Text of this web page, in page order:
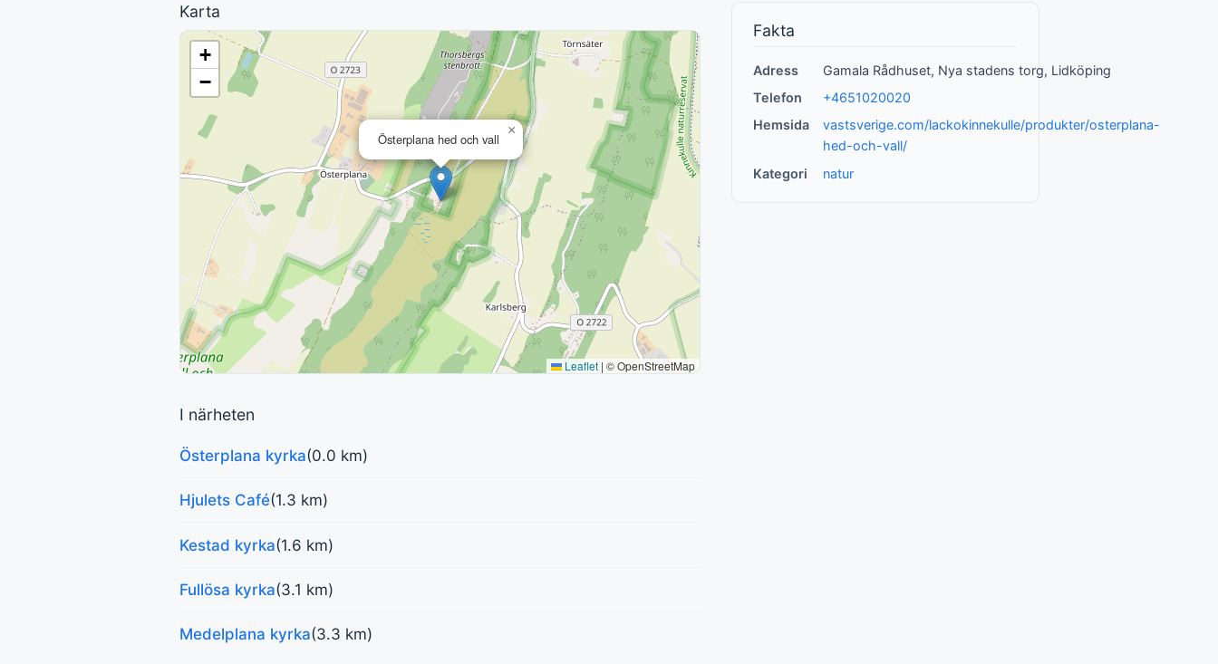
Karta
Österplana hed och vall
×
+
−
Leaflet | © OpenStreetMap
I närheten
Österplana kyrka(0.0 km)
Hjulets Café(1.3 km)
Kestad kyrka(1.6 km)
Fullösa kyrka(3.1 km)
Medelplana kyrka(3.3 km)
Fakta
Adress
Gamala Rådhuset, Nya stadens torg, Lidköping
Telefon
+4651020020
Hemsida
vastsverige.com/lackokinnekulle/produkter/osterplana-
hed-och-vall/
Kategori
natur